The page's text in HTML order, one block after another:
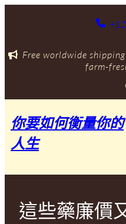
內
Free worldwide
farm-
你要如何衡量你的
人生
這些藥廉價